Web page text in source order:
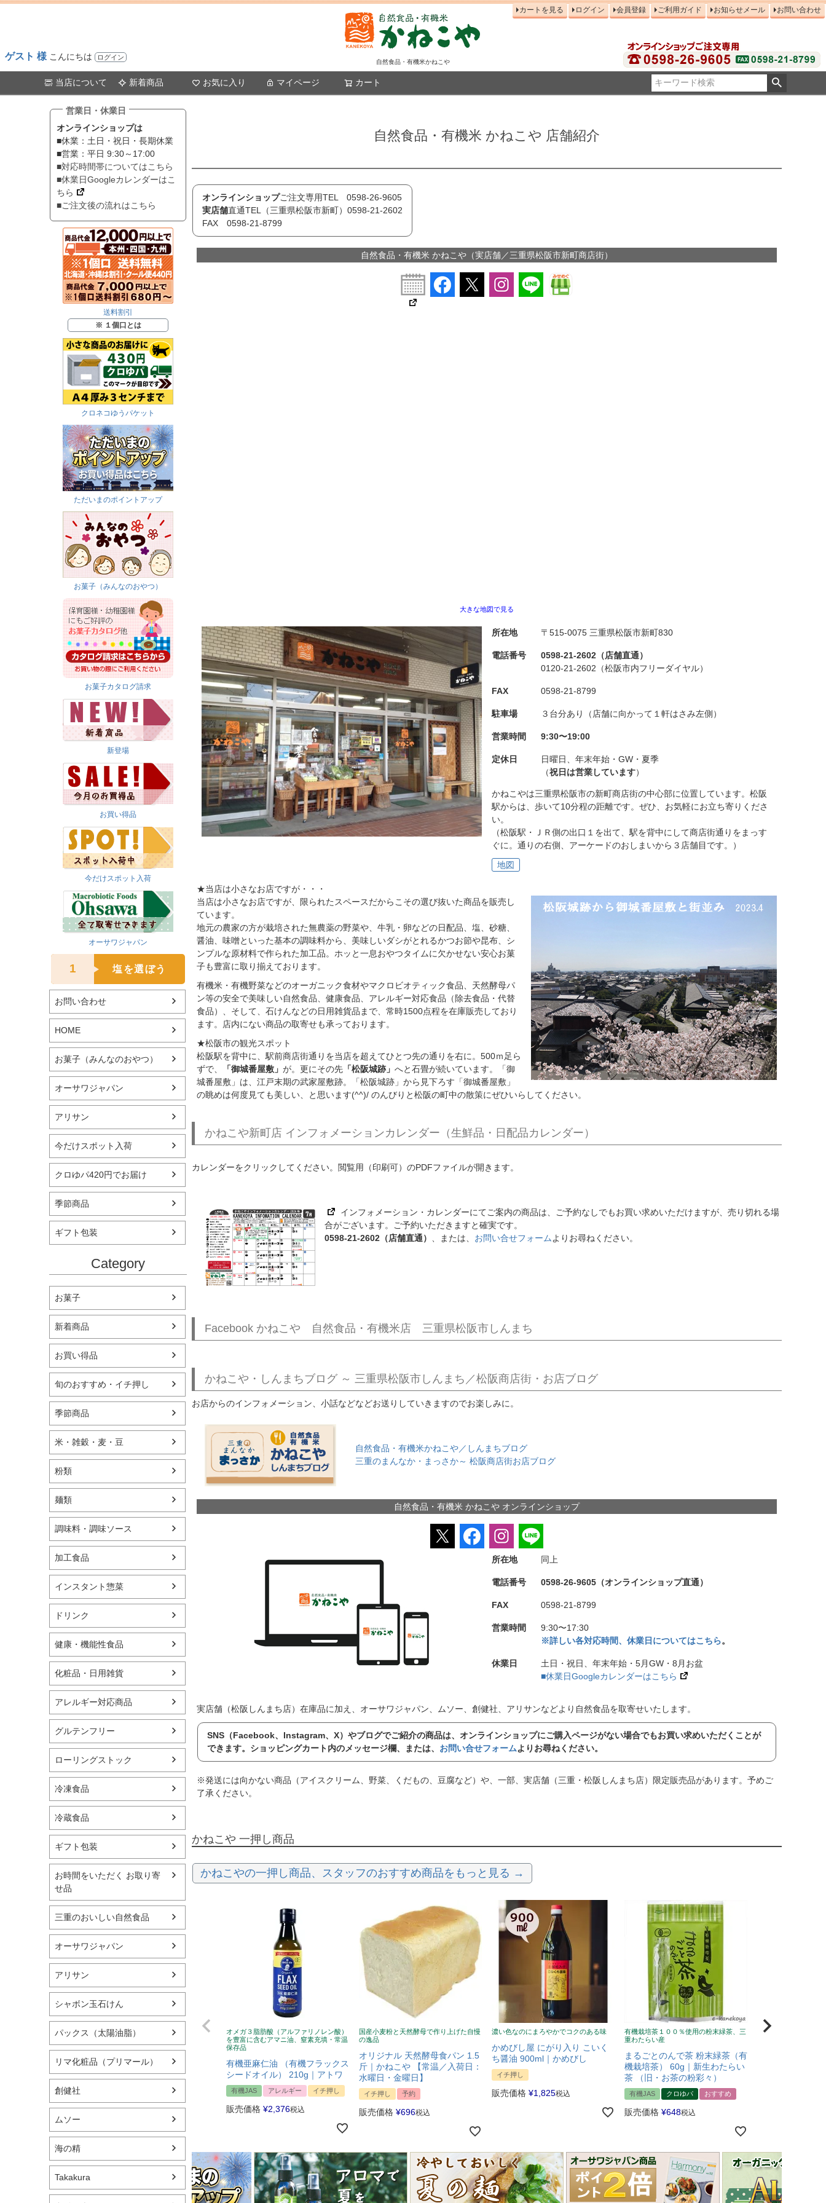
ゲスト 様 こんにちは ログイン
自然食品・有機米かねこや
カートを見る ログイン 会員登録 ご利用ガイド お知らせメール お問い合わせ
当店について 新着商品 お気に入り マイページ カート
営業日・休業日
オンラインショップは
■休業：土日・祝日・長期休業
■営業：平日 9:30～17:00
■対応時間帯についてはこちら
■休業日Googleカレンダーはこ
ちら
■ご注文後の流れはこちら
送料割引
※ １個口とは
クロネコゆうパケット
ただいまのポイントアップ
お菓子（みんなのおやつ）
お菓子カタログ請求
新登場
お買い得品
今だけスポット入荷
オーサワジャパン
1 塩を選ぼう
お問い合わせ
HOME
お菓子（みんなのおやつ）
オーサワジャパン
アリサン
今だけスポット入荷
クロゆパ420円でお届け
季節商品
ギフト包装
Category
お菓子
新着商品
お買い得品
旬のおすすめ・イチ押し
季節商品
米・雑穀・麦・豆
粉類
麺類
調味料・調味ソース
加工食品
インスタント惣菜
ドリンク
健康・機能性食品
化粧品・日用雑貨
アレルギー対応商品
グルテンフリー
ローリングストック
冷凍食品
冷蔵食品
ギフト包装
お時間をいただく お取り寄
せ品
三重のおいしい自然食品
オーサワジャパン
アリサン
シャボン玉石けん
パックス（太陽油脂）
リマ化粧品（プリマール）
創健社
ムソー
海の精
Takakura
自然食品・有機米 かねこや 店舗紹介
オンラインショップご注文専用TEL 0598-26-9605
実店舗直通TEL（三重県松阪市新町）0598-21-2602
FAX 0598-21-8799
自然食品・有機米 かねこや（実店舗／三重県松阪市新町商店街）
大きな地図で見る
所在地 〒515-0075 三重県松阪市新町830
電話番号
0598-21-2602（店舗直通）
0120-21-2602（松阪市内フリーダイヤル）
FAX 0598-21-8799
駐車場 ３台分あり（店舗に向かって１軒はさみ左側）
営業時間 9:30〜19:00
定休日
日曜日、年末年始・GW・夏季
（祝日は営業しています）
かねこやは三重県松阪市の新町商店街の中心部に位置しています。松阪
駅からは、歩いて10分程の距離です。ぜひ、お気軽にお立ち寄りくださ
い。
（松阪駅・ＪＲ側の出口１を出て、駅を背中にして商店街通りをまっす
ぐに。通りの右側、アーケードのおしまいから３店舗目です。）
地図
★当店は小さなお店ですが・・・
当店は小さなお店ですが、限られたスペースだからこその選び抜いた商品を販売し
ています。
地元の農家の方が栽培された無農薬の野菜や、牛乳・卵などの日配品、塩、砂糖、
醤油、味噌といった基本の調味料から、美味しいダシがとれるかつお節や昆布、シ
ンプルな原材料で作られた加工品。ホッと一息おやつタイムに欠かせない安心お菓
子も豊富に取り揃えております。
有機米・有機野菜などのオーガニック食材やマクロビオティック食品、天然酵母パ
ン等の安全で美味しい自然食品、健康食品、アレルギー対応食品（除去食品・代替
食品）、そして、石けんなどの日用雑貨品まで、常時1500点程を在庫販売しており
ます。店内にない商品の取寄せも承っております。
★松阪市の観光スポット
松阪駅を背中に、駅前商店街通りを当店を超えてひとつ先の通りを右に。500ｍ足ら
ずで、
「御城番屋敷」 が。更にその先 「松阪城跡」 へと石畳が続いています。「御
城番屋敷」は、江戸末期の武家屋敷跡。「松阪城跡」から見下ろす「御城番屋敷」
の眺めは何度見ても美しい、と思います(^^)/ のんびりと松阪の町中の散策にぜひいらしてください。
かねこや新町店 インフォメーションカレンダー（生鮮品・日配品カレンダー）
カレンダーをクリックしてください。閲覧用（印刷可）のPDFファイルが開きます。
インフォメーション・カレンダーにてご案内の商品は、ご予約なしでもお買い求めいただけますが、売り切れる場
合がございます。ご予約いただきますと確実です。
0598-21-2602（店舗直通）
、または、 お問い合せフォーム よりお尋ねください。
Facebook かねこや 自然食品・有機米店 三重県松阪市しんまち
かねこや・しんまちブログ ～ 三重県松阪市しんまち／松阪商店街・お店ブログ
お店からのインフォメーション、小話などなどお送りしていきますのでお楽しみに。
自然食品・有機米かねこや／しんまちブログ
三重のまんなか・まっさか～ 松阪商店街お店ブログ
自然食品・有機米 かねこや オンラインショップ
所在地 同上
電話番号 0598-26-9605（オンラインショップ直通）
FAX 0598-21-8799
営業時間
9:30〜17:30
※詳しい各対応時間、休業日についてはこちら。
休業日
土日・祝日、年末年始・5月GW・8月お盆
■休業日Googleカレンダーはこちら
実店舗（松阪しんまち店）在庫品に加え、オーサワジャパン、ムソー、創健社、アリサンなどより自然食品を取寄せいたします。
SNS（Facebook、Instagram、X）やブログでご紹介の商品は、オンラインショップにご購入ページがない場合でもお買い求めいただくことが
できます。ショッピングカート内のメッセージ欄、または、 お問い合せフォームよりお尋ねください。
※発送には向かない商品（アイスクリーム、野菜、くだもの、豆腐など）や、一部、実店舗（三重・松阪しんまち店）限定販売品があります。予めご
了承ください。
かねこや 一押し商品
かねこやの一押し商品、スタッフのおすすめ商品をもっと見る →
オメガ３脂肪酸（アルファリノレン酸）
を豊富に含むアマニ油、窒素充填・常温
保存品
有機亜麻仁油 （有機フラックス
シードオイル） 210g｜アトワ
有機JAS アレルギー イチ押し
販売価格 ¥2,376税込
国産小麦粉と天然酵母で作り上げた自慢
の逸品
オリジナル 天然酵母食パン 1.5
斤｜かねこや 【常温／入荷日：
水曜日・金曜日】
イチ押し 予約
販売価格 ¥696税込
濃い色なのにまろやかでコクのある味
かめびし屋 にがり入り こいく
ち醤油 900ml｜かめびし
イチ押し
販売価格 ¥1,825税込
有機栽培茶１００％使用の粉末緑茶、三
重わたらい産
まるごとのんで茶 粉末緑茶（有
機栽培茶） 60g｜新生わたらい
茶 （旧・お茶の粉彩々）
有機JAS クロゆパ おすすめ
販売価格 ¥648税込
南イタリア産、こだ